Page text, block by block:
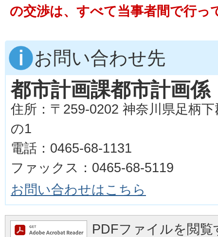
の交渉は、すべて当事者間で行っ
お問い合わせ先
都市計画課都市計画係
住所：〒259-0202 神奈川県足柄
の1
電話：0465-68-1131
ファックス：0465-68-5119
お問い合わせはこちら
PDFファイルを閲